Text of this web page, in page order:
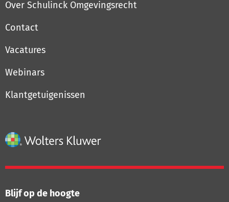
Over Schulinck Omgevingsrecht
Contact
Vacatures
Webinars
Klantgetuigenissen
Blijf op de hoogte